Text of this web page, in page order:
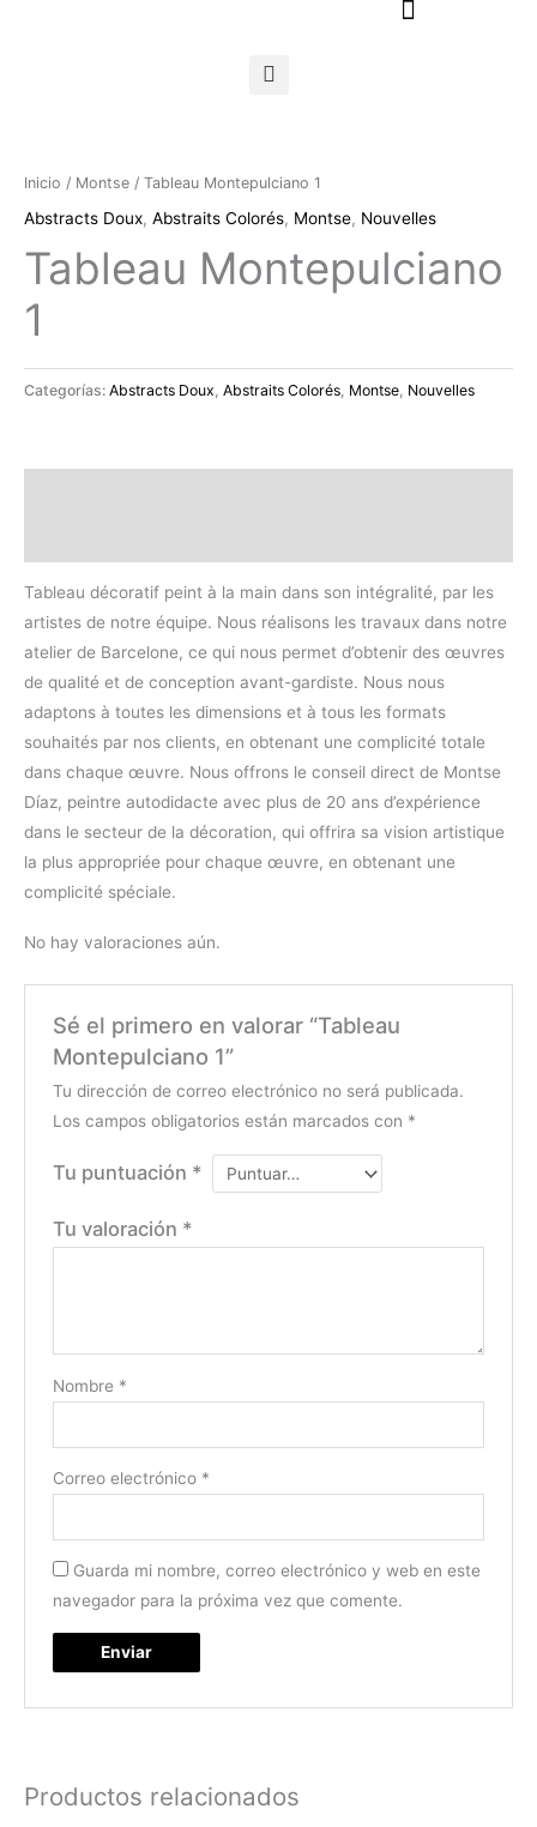
Inicio / Montse / Tableau Montepulciano 1
Abstracts Doux, Abstraits Colorés, Montse, Nouvelles
Tableau Montepulciano
1
Categorías: Abstracts Doux Abstraits Colorés Montse Nouvelles
Tableau décoratif peint à la main dans son intégralité, par les
artistes de notre équipe. Nous réalisons les travaux dans notre
atelier de Barcelone, ce qui nous permet d’obtenir des œuvres
de qualité et de conception avant-gardiste. Nous nous
adaptons à toutes les dimensions et à tous les formats
souhaités par nos clients, en obtenant une complicité totale
dans chaque œuvre. Nous offrons le conseil direct de Montse
Díaz, peintre autodidacte avec plus de 20 ans d’expérience
dans le secteur de la décoration, qui offrira sa vision artistique
la plus appropriée pour chaque œuvre, en obtenant une
complicité spéciale.
No hay valoraciones aún.
Sé el primero en valorar “Tableau
Montepulciano 1”
Tu dirección de correo electrónico no será publicada.
Los campos obligatorios están marcados con *
Tu puntuación *
Tu valoración *
Nombre *
Correo electrónico *
Guarda mi nombre, correo electrónico y web en este
navegador para la próxima vez que comente.
Productos relacionados